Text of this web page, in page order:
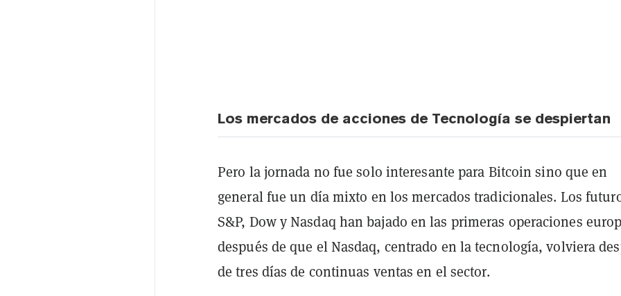
Los mercados de acciones de Tecnología se despiertan
Pero la jornada no fue solo interesante para Bitcoin sino que en
general fue un día mixto en los mercados tradicionales. Los
S&P, Dow y Nasdaq han bajado en las primeras operaciones
después de que el Nasdaq, centrado en la tecnología, volviera
de tres días de continuas ventas en el sector.